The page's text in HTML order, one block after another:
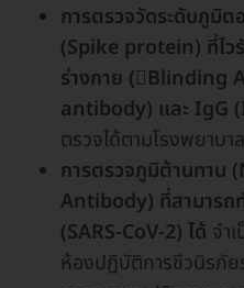
การตรวจวัดระดับภูมิ
(Spike protein) ที่ไว
ร่างกาย (ฺBlinding
antibody) และ IgG
ตรวจได้ตามโรงพยาบ
การตรวจภูมิต้านทาน
Antibody) ที่สามารถท
(SARS-CoV-2) ได้ จำ
ห้องปฏิบัติการชีวนิรภัย